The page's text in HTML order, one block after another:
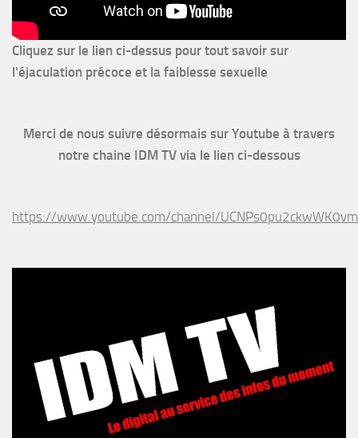
Cliquez sur le lien ci-dessus pour tout savoir sur
l'éjaculation précoce et la faiblesse sexuelle
Merci de nous suivre désormais sur Youtube à travers
notre chaine IDM TV via le lien ci-dessous
https://www.youtube.com/channel/